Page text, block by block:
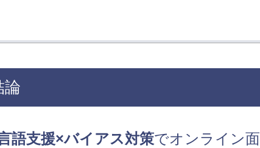
論
語支援×バイアス対策でオンライン面